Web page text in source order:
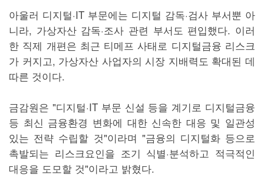
아울러 디지털·IT 부문에는 디지털 감독·검사 부서뿐 아
니라, 가상자산 감독·조사 관련 부서도 편입했다. 이러
한 직제 개편은 최근 티메프 사태로 디지털금융 리스크
가 커지고, 가상자산 사업자의 시장 지배력도 확대된 데
따른 것이다.
금감원은 "디지털·IT 부문 신설 등을 계기로 디지털금융
등 최신 금융환경 변화에 대한 신속한 대응 및 일관성
있는 전략 수립할 것"이라며 "금융의 디지털화 등으로
촉발되는 리스크요인을 조기 식별·분석하고 적극적인
대응을 도모할 것"이라고 밝혔다.